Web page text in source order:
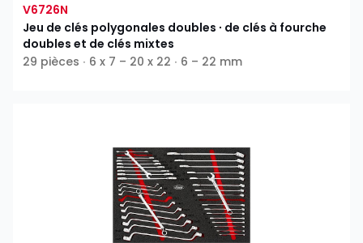
V6726N
Jeu de clés polygonales doubles ∙ de clés à fourche
doubles et de clés mixtes
29 pièces ∙ 6 x 7 – 20 x 22 ∙ 6 – 22 mm